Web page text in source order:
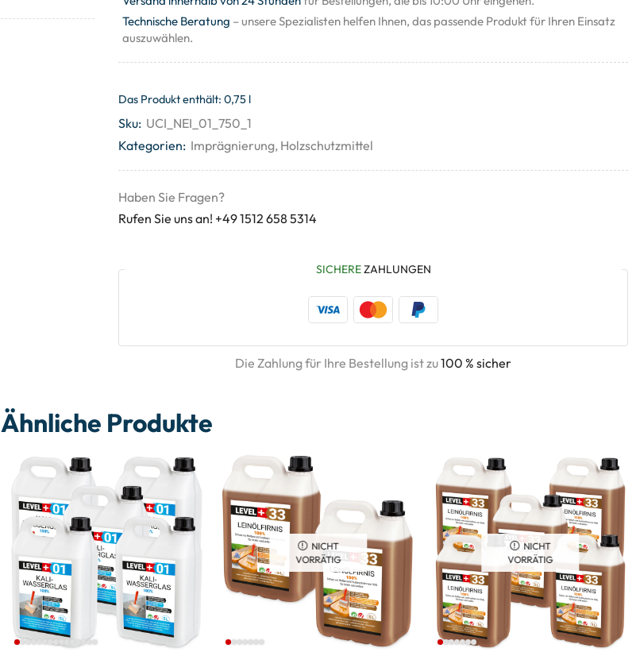
Technische Beratung – unsere Spezialisten helfen Ihnen, das passende Produkt für Ihren Einsatz
auszuwählen.
Das Produkt enthält: 0,75 l
Sku: UCI_NEI_01_750_1
Kategorien: Imprägnierung, Holzschutzmittel
Haben Sie Fragen?
Rufen Sie uns an! +49 1512 658 5314
SICHEREZAHLUNGEN
Die Zahlung für Ihre Bestellung ist zu100 % sicher
Ähnliche Produkte
NICHT
VORRÄTIG
NICHT
VORRÄTIG